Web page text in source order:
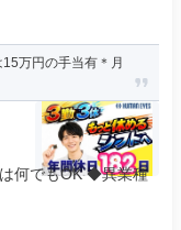
万円の手当有＊月
何でもOK ◆異業種